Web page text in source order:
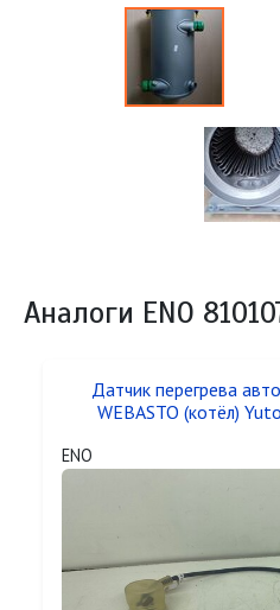
Аналоги ENO
Датчик перегрева
WEBASTO (котёл)
ENO